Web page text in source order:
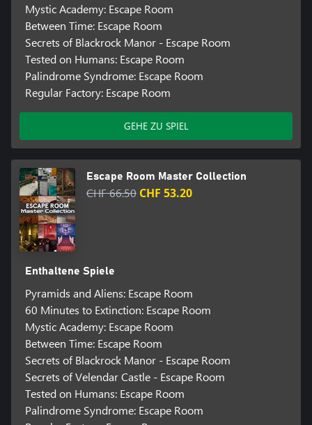
Mystic Academy: Escape Room
Between Time: Escape Room
Secrets of Blackrock Manor - Escape Room
Tested on Humans: Escape Room
Palindrome Syndrome: Escape Room
Regular Factory: Escape Room
GEHE ZU SPIEL
Escape Room Master Collection
CHF 66.50 CHF 53.20
Enthaltene Spiele
Pyramids and Aliens: Escape Room
60 Minutes to Extinction: Escape Room
Mystic Academy: Escape Room
Between Time: Escape Room
Secrets of Blackrock Manor - Escape Room
Secrets of Velendar Castle - Escape Room
Tested on Humans: Escape Room
Palindrome Syndrome: Escape Room